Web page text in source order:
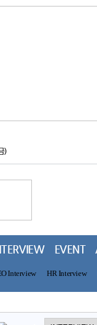
)
Interview HR Interview
EVENT